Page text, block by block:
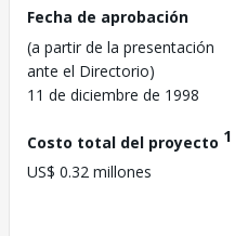
Fecha de aprobación
(a partir de la presentación
ante el Directorio)
11 de diciembre de 1998
Costo total del proyecto 1
US$ 0.32 millones